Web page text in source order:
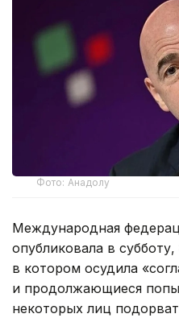
Фото: Анадолу
Международная
опубликовала в субботу,
в котором осудила
и продолжающиеся
некоторых лиц